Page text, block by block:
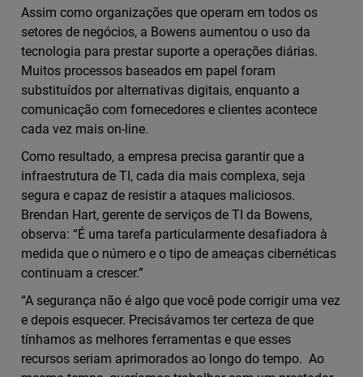
Assim como organizações que operam em todos os
setores de negócios, a Bowens aumentou o uso da
tecnologia para prestar suporte a operações diárias.
Muitos processos baseados em papel foram
substituídos por alternativas digitais, enquanto a
comunicação com fornecedores e clientes acontece
cada vez mais on-line.
Como resultado, a empresa precisa garantir que a
infraestrutura de TI, cada dia mais complexa, seja
segura e capaz de resistir a ataques maliciosos.
Brendan Hart, gerente de serviços de TI da Bowens,
observa: “É uma tarefa particularmente desafiadora à
medida que o número e o tipo de ameaças cibernéticas
continuam a crescer.”
“A segurança não é algo que você pode corrigir uma vez
e depois esquecer. Precisávamos ter certeza de que
tínhamos as melhores ferramentas e que esses
recursos seriam aprimorados ao longo do tempo. Ao